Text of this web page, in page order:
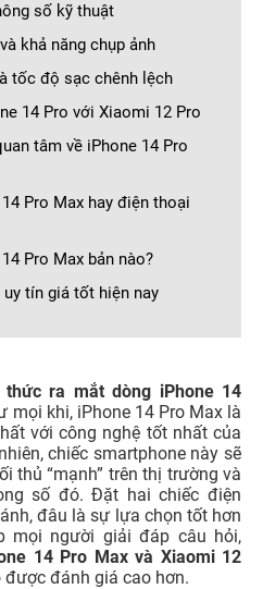
số kỹ thuật
khả năng chụp ảnh
tốc độ sạc chênh lệch
14 Pro với Xiaomi 12 Pro
tâm về iPhone 14 Pro
Pro Max hay điện thoại
Pro Max bản nào?
tín giá tốt hiện nay
ra mắt dòng iPhone 14
mọi khi, iPhone 14 Pro Max là
với công nghệ tốt nhất của
chiếc smartphone này sẽ
thủ “mạnh” trên thị trường và
số đó. Đặt hai chiếc điện
đâu là sự lựa chọn tốt hơn
mọi người giải đáp câu hỏi,
14 Pro Max và Xiaomi 12
đánh giá cao hơn.